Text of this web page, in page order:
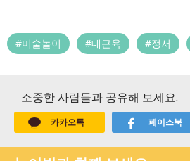
#미술놀이 #대근육 #정서
소중한 사람들과 공유해 보세요.
카카오톡 페이스북